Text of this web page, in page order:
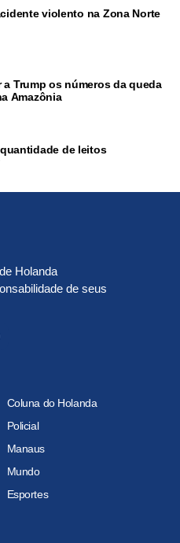
violento na Zona Norte
Trump os números da queda
Amazônia
de leitos
Holanda
de seus
Coluna do Holanda
Policial
Manaus
Mundo
Esportes